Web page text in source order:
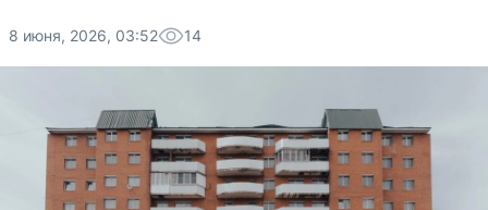
8 июня, 2026, 03:52 14